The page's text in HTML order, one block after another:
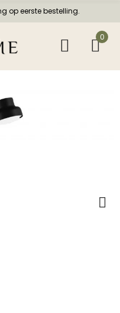
op eerste bestelling.
0